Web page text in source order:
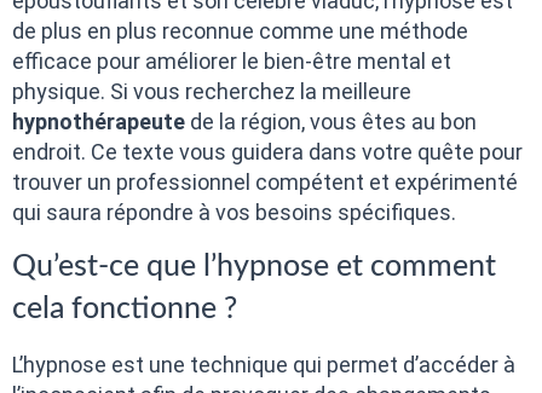
de plus en plus reconnue comme une méthode
efficace pour améliorer le bien-être mental et
physique. Si vous recherchez la meilleure
hypnothérapeute de la région, vous êtes au bon
endroit. Ce texte vous guidera dans votre quête pour
trouver un professionnel compétent et expérimenté
qui saura répondre à vos besoins spécifiques.
Qu’est-ce que l’hypnose et comment
cela fonctionne ?
L’hypnose est une technique qui permet d’accéder à